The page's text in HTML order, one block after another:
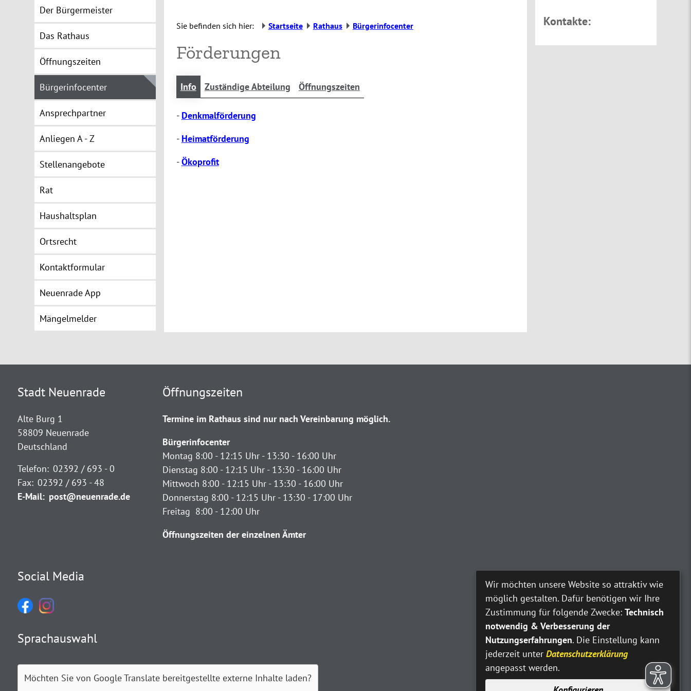
Der Bürgermeister
Das Rathaus
Öffnungszeiten
Bürgerinfocenter
Ansprechpartner
Anliegen A - Z
Stellenangebote
Rat
Haushaltsplan
Ortsrecht
Kontaktformular
Neuenrade App
Mängelmelder
Sie befinden sich hier: Startseite Rathaus Bürgerinfocenter
Förderungen
Info Zuständige Abteilung Öffnungszeiten
- Denkmalförderung
- Heimatförderung
-Ökoprofit
Kontakte:
Stadt Neuenrade
Alte Burg 1
58809 Neuenrade
Deutschland
Telefon: 02392 / 693 - 0
Fax: 02392 / 693 - 48
E-Mail: post@neuenrade.de
Öffnungszeiten
Termine im Rathaus sind nur nach Vereinbarung möglich.
Bürgerinfocenter
Montag 8:00 - 12:15 Uhr - 13:30 - 16:00 Uhr
Dienstag 8:00 - 12:15 Uhr - 13:30 - 16:00 Uhr
Mittwoch 8:00 - 12:15 Uhr - 13:30 - 16:00 Uhr
Donnerstag 8:00 - 12:15 Uhr - 13:30 - 17:00 Uhr
Freitag 8:00 - 12:00 Uhr
Öffnungszeiten der einzelnen Ämter
Social Media
Sprachauswahl
Möchten Sie von Google Translatebereitgestellte externe Inhalte laden?
Wir möchten unsere Website so attraktiv wie
möglich gestalten. Dafür benötigen wir Ihre
Zustimmung für folgende Zwecke: Technisch
notwendig & Verbesserung der
Nutzungserfahrungen. Die Einstellung kann
jederzeit unter Datenschutzerklärung
angepasst werden.